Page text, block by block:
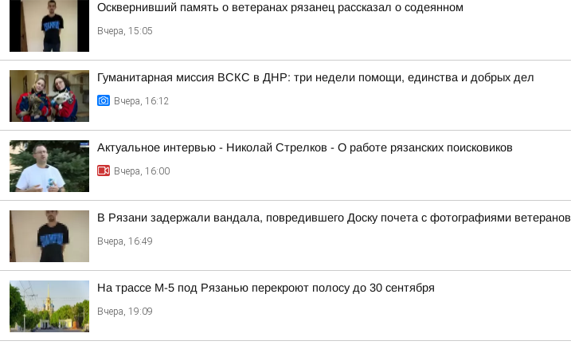
Осквернивший память о ветеранах рязанец рассказал о содеянном
Вчера, 15:05
Гуманитарная миссия ВСКС в ДНР: три недели помощи, единства и добрых дел
Вчера, 16:12
Актуальное интервью - Николай Стрелков - О работе рязанских поисковиков
Вчера, 16:00
В Рязани задержали вандала, повредившего Доску почета с фотографиями ветеранов
Вчера, 16:49
На трассе М-5 под Рязанью перекроют полосу до 30 сентября
Вчера, 19:09